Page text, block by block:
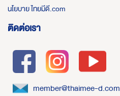
นโยบาย ไทยมีดี.com
ติดต่อเรา
member@thaimee-d.com